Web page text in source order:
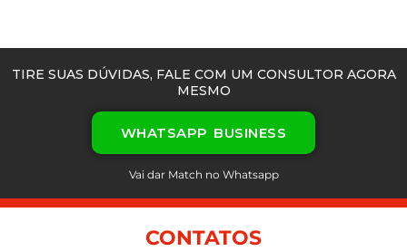
TIRE SUAS DÚVIDAS, FALE COM UM CONSULTOR AGORA
MESMO
WHATSAPP BUSINESS
Vai dar Match no Whatsapp
CONTATOS